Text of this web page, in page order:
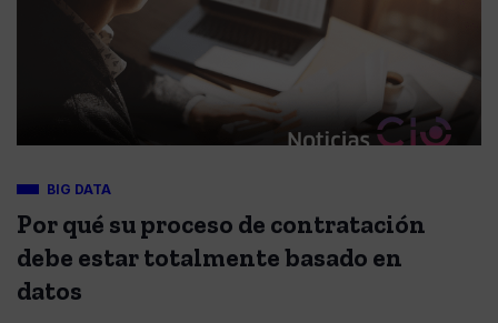
BIG DATA
Por qué su proceso de contratación
debe estar totalmente basado en
datos